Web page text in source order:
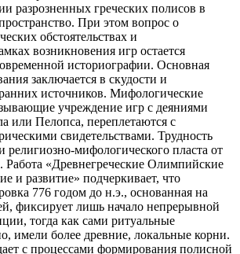
разрозненных греческих полисов в
При этом вопрос о
обстоятельствах и
возникновения игр остается
историографии. Основная
заключается в скудости и
источников. Мифологические
учреждение игр с деяниями
или Пелопса, переплетаются с
свидетельствами. Трудность
религиозно-мифологического пласта от
Работа «Древнегреческие Олимпийские
и развитие» подчеркивает, что
776 годом до н.э., основанная на
фиксирует лишь начало непрерывной
тогда как сами ритуальные
имели более древние, локальные корни.
с процессами формирования полисной